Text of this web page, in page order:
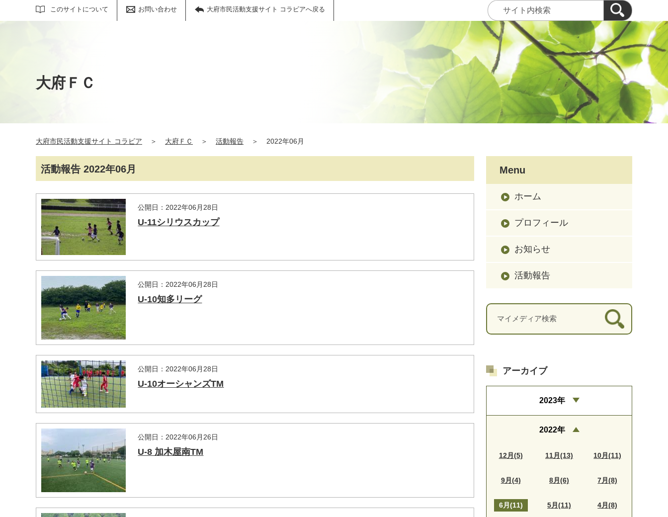
このサイトについて お問い合わせ 大府市民活動支援サイト コラビアへ戻る
サイト内検索
大府ＦＣ
大府市民活動支援サイト コラビア ＞ 大府ＦＣ ＞ 活動報告 ＞ 2022年06月
活動報告 2022年06月
公開日：2022年06月28日
U-11シリウスカップ
公開日：2022年06月28日
U-10知多リーグ
公開日：2022年06月28日
U-10オーシャンズTM
公開日：2022年06月26日
U-8 加木屋南TM
Menu
ホーム
プロフィール
お知らせ
活動報告
マイメディア検索
アーカイブ
2023年
2022年
12月(5) 11月(13) 10月(11)
9月(4) 8月(6) 7月(8)
6月(11) 5月(11) 4月(8)